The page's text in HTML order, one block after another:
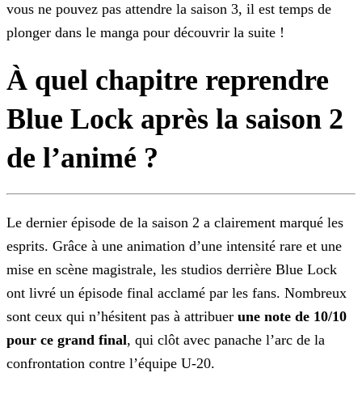
vous ne pouvez pas attendre la saison 3, il est temps de
plonger dans le manga pour découvrir la suite !
À quel chapitre reprendre
Blue Lock après la saison 2
de l’animé ?
Le dernier épisode de la saison 2 a clairement marqué les
esprits. Grâce à une animation d’une intensité rare et une
mise en scène magistrale, les studios derrière Blue Lock
ont livré un épisode final acclamé par les fans. Nombreux
sont ceux qui n’hésitent pas à attribuer une note de 10/10
pour ce grand final, qui clôt avec panache l’arc de la
confrontation contre l’équipe U-20.